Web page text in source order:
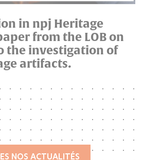
in npj Heritage
from the LOB on
the investigation of
artifacts.
NOS ACTUALITÉS